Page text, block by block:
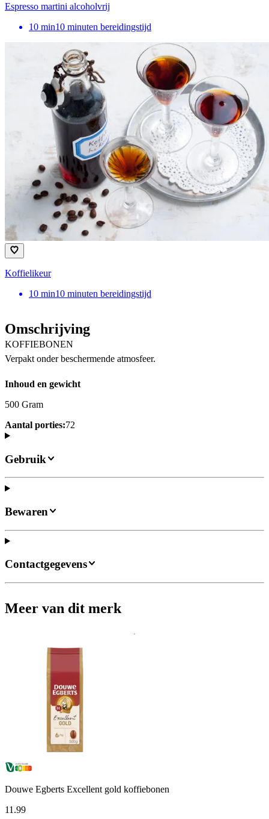
Espresso martini alcoholvrij
10 min10 minuten bereidingstijd
Koffielikeur
10 min10 minuten bereidingstijd
Omschrijving
KOFFIEBONEN
Verpakt onder beschermende atmosfeer.
Inhoud en gewicht
500 Gram
Aantal porties:72
Gebruik
Bewaren
Contactgegevens
Meer van dit merk
Douwe Egberts Excellent gold koffiebonen
11 .99